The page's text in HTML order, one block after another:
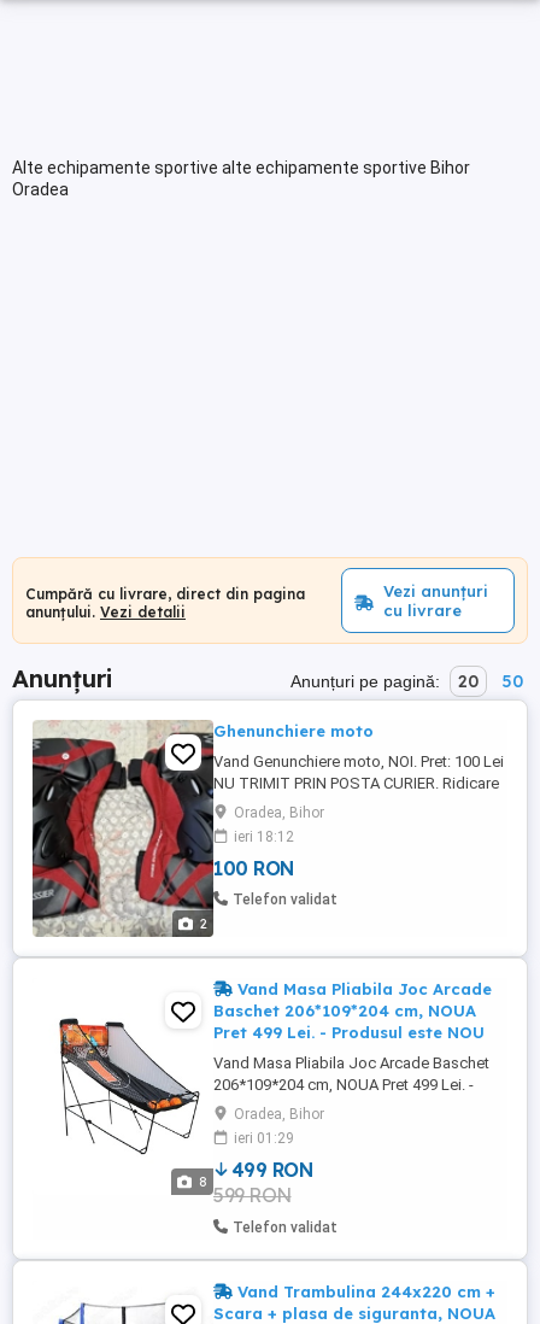
Alte echipamente sportive alte echipamente sportive Bihor
Oradea
Cumpără cu livrare, direct din pagina
anunțului. Vezi detalii
Vezi anunțuri
cu livrare
Anunțuri Anunțuri pe pagină: 20 50
2
Ghenunchiere moto
Vand Genunchiere moto, NOI. Pret: 100 Lei
NU TRIMIT PRIN POSTA CURIER. Ridicare
personala in Oradea. Tel:
Oradea, Bihor
ieri 18:12
100 RON
Telefon validat
8
Vand Masa Pliabila Joc Arcade
Baschet 206*109*204 cm, NOUA
Pret 499 Lei. - Produsul este NOU
Vand Masa Pliabila Joc Arcade Baschet
206*109*204 cm, NOUA Pret 499 Lei. -
Produsul este NOU - Dimensiune
produsului impachetat ambalat 115 x 61 x
10 cm Greutatea 15 Kg - Dimensiune
mesei montate asamblate si desfacute
206 cm x 109 cm x 204 cm Dimensiune
mesei montate asamblate si pliata 98 cm
x 109 ...
Oradea, Bihor
ieri 01:29
499 RON
599 RON
Telefon validat
Vand Trambulina 244x220 cm +
Scara + plasa de siguranta, NOUA